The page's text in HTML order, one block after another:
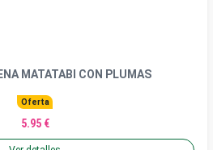
MATATABI CON PLUMAS
Oferta
5.95 €